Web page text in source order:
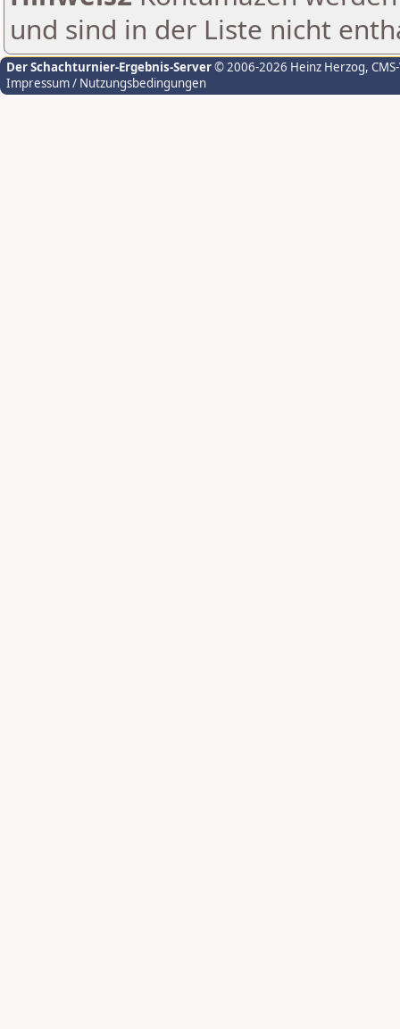
und sind in der Liste nicht
Der Schachturnier-Ergebnis-Server© 2006-2026 Heinz Herzog,
Impressum / Nutzungsbedingungen